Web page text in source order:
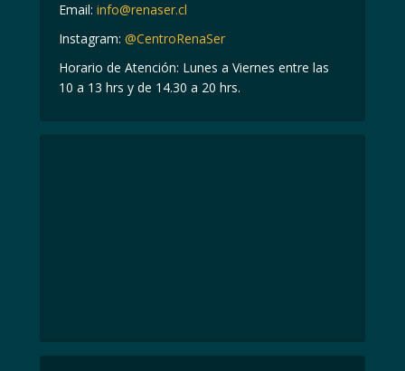
Email: info@renaser.cl
Instagram: @CentroRenaSer
Horario de Atención: Lunes a Viernes entre las
10 a 13 hrs y de 14.30 a 20 hrs.